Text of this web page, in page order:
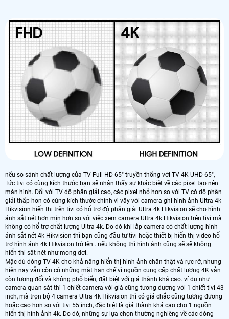
nếu so sánh chất lượng của TV Full HD 65" truyền thống với TV 4K UHD 65",
Tức tivi có cùng kích thước bạn sẽ nhận thấy sự khác biệt về các pixel tạo nên
màn hình. Đối với TV độ phân giải cao, các pixel nhỏ hơn so với TV có độ phân
giải thấp hơn có cùng kích thước chính vì vây với camera ghi hình ảnh Ultra 4k
Hikvision hiển thị trên tivi có hổ trợ độ phân giải Ultra 4k Hikvision sẽ cho hình
ảnh sắt nét hơn mịn hơn so với viêc xem camera Ultra 4k Hikvision trên tivi mà
không có hổ trợ chất lượng Ultra 4k. Do đó khi lắp camera có chất lượng hình
ảnh sắt nét 4k Hikvision thì bạn cũng đầu tư tivi hoặc thiết bị hiển thị video hổ
trợ hình ảnh 4k Hikvision trở lên . nếu không thì hình ảnh cũng sẽ sẽ không
hiển thị sắt nét như mong đợi.
Mặc dù dòng TV 4K cho khả năng hiển thị hình ảnh chân thật và rực rỡ, nhưng
hiện nay vẫn còn có những mặt hạn chế vì nguồn cung cấp chất lượng 4K vẫn
còn tương đối và không phổ biến, đặt biệt với giá thành khá cao. ví dụ như
camera quan sát thì 1 chiết camera với giá cũng tương đương với 1 chiết tivi 43
inch, mà trọn bộ 4 camera Ultra 4k Hikvision thì có giá chắc cũng tương đương
hoặc cao hơn so với tivi 55 inch, đặc biệt là giá thành khá cao cho 1 nguồn
hiển thị hình ảnh 4k. Do đó, những sự lựa chọn thường nghiêng về các dòng